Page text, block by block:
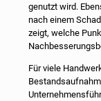
genutzt wird.
nach einem
zeigt, welche
Für viele